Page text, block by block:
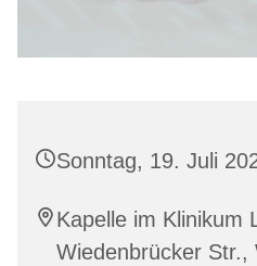
Sonntag, 19. Juli
Kapelle im Klinikum
Wiedenbrücker Str.,